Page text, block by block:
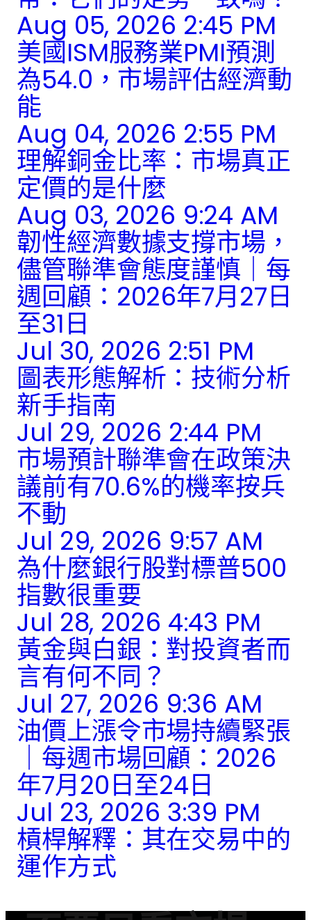
Aug 05, 2026 2:45 PM
美國ISM服務業PMI預測
為54.0，市場評估經濟動
能
Aug 04, 2026 2:55 PM
理解銅金比率：市場真正
定價的是什麼
Aug 03, 2026 9:24 AM
韌性經濟數據支撐市場，
儘管聯準會態度謹慎｜每
週回顧：2026年7月27日
至31日
Jul 30, 2026 2:51 PM
圖表形態解析：技術分析
新手指南
Jul 29, 2026 2:44 PM
市場預計聯準會在政策決
議前有70.6%的機率按兵
不動
Jul 29, 2026 9:57 AM
為什麼銀行股對標普500
指數很重要
Jul 28, 2026 4:43 PM
黃金與白銀：對投資者而
言有何不同？
Jul 27, 2026 9:36 AM
油價上漲令市場持續緊張
｜每週市場回顧：2026
年7月20日至24日
Jul 23, 2026 3:39 PM
槓桿解釋：其在交易中的
運作方式